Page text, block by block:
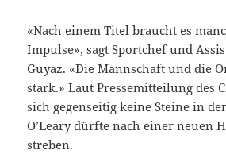
«Nach einem Titel braucht es
Impulse», sagt Sportchef und
Guyaz. «Die Mannschaft und die
stark.» Laut Pressemitteilung des
sich gegenseitig keine Steine in
O’Leary dürfte nach einer neuen
streben.